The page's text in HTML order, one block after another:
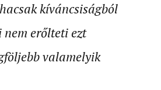
kíváncsiságból
nem erőlteti ezt
valamelyik